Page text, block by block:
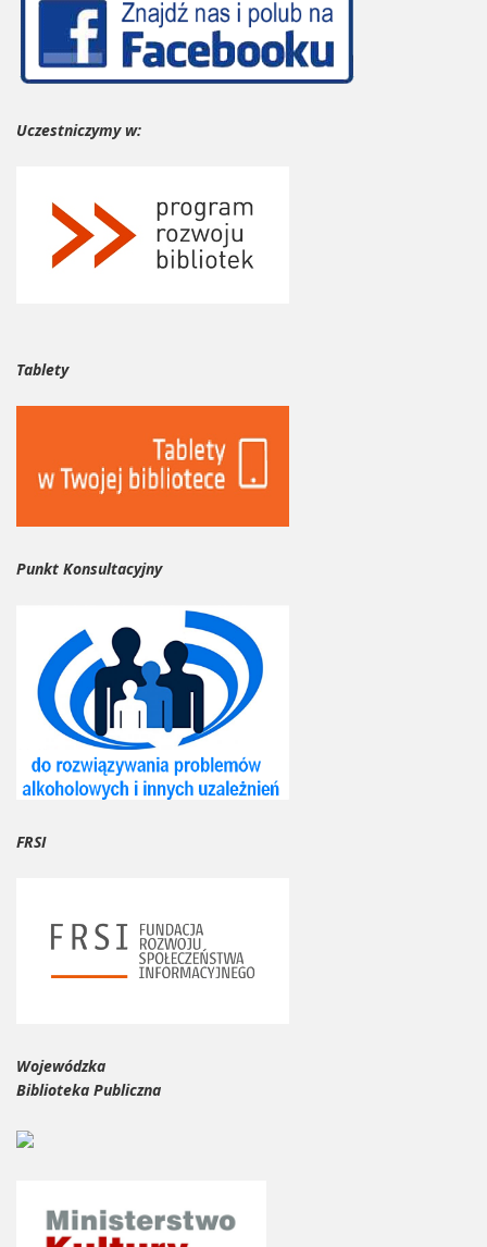
Uczestniczymy w:
Tablety
Punkt Konsultacyjny
FRSI
Wojewódzka
Biblioteka Publiczna